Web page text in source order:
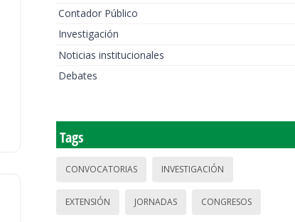
Contador Público
Investigación
Noticias institucionales
Debates
Tags
CONVOCATORIAS INVESTIGACIÓN
EXTENSIÓN JORNADAS CONGRESOS